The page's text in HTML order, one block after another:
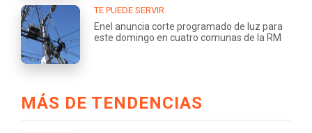
TE PUEDE SERVIR
Enel anuncia corte programado de luz para
este domingo en cuatro comunas de la RM
MÁS DE TENDENCIAS